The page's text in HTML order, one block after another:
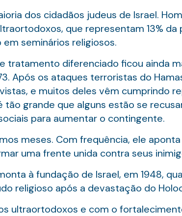
dos cidadãos judeus de Israel.
que representam 13%
seminários religiosos.
tratamento diferenciado ficou ainda
Após os ataques terroristas do
e muitos deles vêm cumprindo
grande que alguns estão se
para aumentar o contingente.
meses. Com frequência, ele aponta
uma frente unida contra seus
à fundação de Israel, em 1948,
religioso após a devastação do
ultraortodoxos e com o